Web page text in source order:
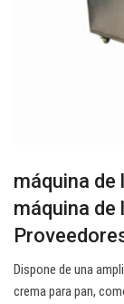
máquina de
máquina de
Dispone de una
crema para pan,